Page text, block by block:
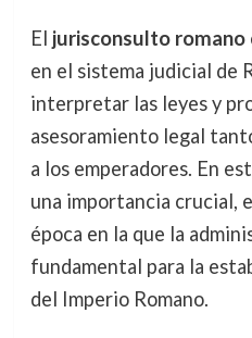
El jurisconsulto romano
en el sistema judicial de
interpretar las leyes y
asesoramiento legal
a los emperadores. En
una importancia crucial,
época en la que la
fundamental para la
del Imperio Romano.